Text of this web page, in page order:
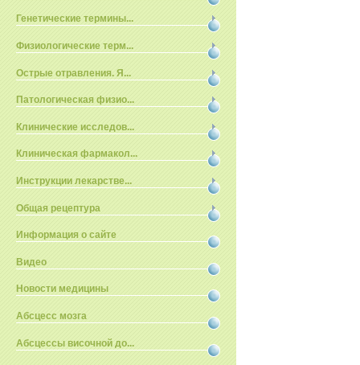
Генетические термины...
Физиологические терм...
Острые отравления. Я...
Патологическая физио...
Клинические исследов...
Клиническая фармакол...
Инструкции лекарстве...
Общая рецептура
Информация о сайте
Видео
Новости медицины
Абсцесс мозга
Абсцессы височной до...